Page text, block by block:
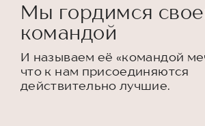
Мы гордимся
командой
И называем её «командой
что к нам присоединяются
действительно лучшие.